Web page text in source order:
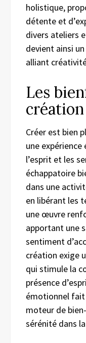
holistique,
détente et
divers ateliers
devient ainsi
alliant
Les
Créer est bien
une
l’esprit et les
échappatoire
dans une
en libérant les
une œuvre
apportant une
sentiment
création exige
qui stimule la
présence
émotionnel
moteur de
sérénité dans